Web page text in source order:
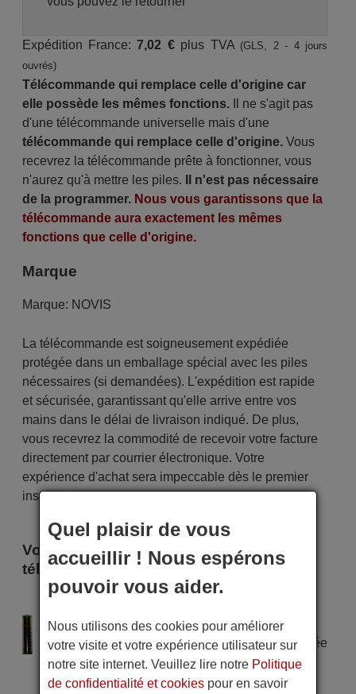
Expédition France:7,02 €plus TVA (GLS, 2 - 4 jours
ouvrés)
Télécommande qui remplace celle d'origine car
elle possède les mêmes fonctions.Il ne s'agit pas
d'une télécommande universelle mais d'une
télécommande qui remplace celle d'origine.Vous
recevrez la télécommande prête à fonctionner, vous
n'aurez qu'à mettre les piles.
Il n'est pas nécessaire
de la programmer. Nous vous garantissons que la
télécommande aura exactement les mêmes
fonctions que celle d'origine.
Marque
Marque: NOVIS
La télécommande est soigneusement expédiée
protégée dans un emballage spécial avec les piles
nécessaires (si demandées). L'expédition est rapide
et sécurisée, garantissant qu'elle arrive entre vos
mains dans le délai de livraison indiqué. De plus,
vous recevrez la commodité de recevoir votre facture
directement par courrier électronique. Votre
expérience d'achat sera impeccable dès le premier
instant !
Voici certains modèles qui utilisent cette
télécommande
Alimentation : 2 piles type AAA
Pile alcaline type AAA LR06 tension 1,5 V utilisée
dans la grande majorité de télécommandes.
Quel plaisir de vous
accueillir ! Nous espérons
pouvoir vous aider.
Nous utilisons des cookies pour améliorer
votre visite et votre expérience utilisateur sur
notre site internet. Veuillez lire notre Politique
de confidentialité et cookies pour en savoir